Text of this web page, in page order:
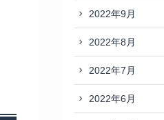
2022年9月
2022年8月
2022年7月
2022年6月